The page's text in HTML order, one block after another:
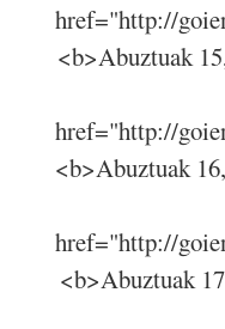
href="http://
<b>Abuztuak
href="http://
<b>Abuztuak
href="http://
<b>Abuztuak